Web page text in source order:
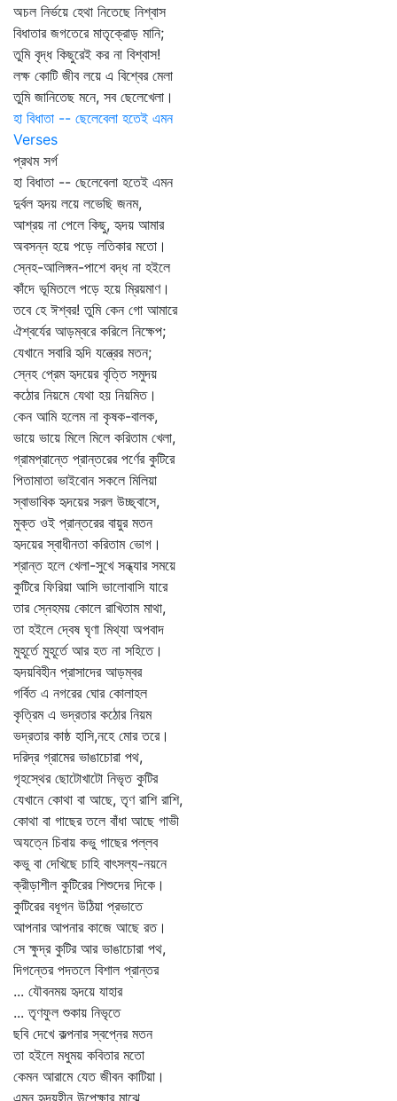
অচল নির্ভয়ে হেথা নিতেছে নিশ্বাস
বিধাতার জগতেরে মাতৃক্রোড় মানি;
তুমি বৃদ্ধ কিছুরেই কর না বিশ্বাস!
লক্ষ কোটি জীব লয়ে এ বিশ্বের মেলা
তুমি জানিতেছ মনে, সব ছেলেখেলা।
হা বিধাতা -- ছেলেবেলা হতেই এমন
Verses
প্রথম সর্গ
হা বিধাতা -- ছেলেবেলা হতেই এমন
দুর্বল হৃদয় লয়ে লভেছি জনম,
আশ্রয় না পেলে কিছু, হৃদয় আমার
অবসন্ন হয়ে পড়ে লতিকার মতো।
স্নেহ-আলিঙ্গন-পাশে বদ্ধ না হইলে
কাঁদে ভূমিতলে পড়ে হয়ে ম্রিয়মাণ।
তবে হে ঈশ্বর! তুমি কেন গো আমারে
ঐশ্বর্যের আড়ম্বরে করিলে নিক্ষেপ;
যেখানে সবারি হৃদি যন্ত্রের মতন;
স্নেহ প্রেম হৃদয়ের বৃত্তি সমুদয়
কঠোর নিয়মে যেথা হয় নিয়মিত।
কেন আমি হলেম না কৃষক-বালক,
ভায়ে ভায়ে মিলে মিলে করিতাম খেলা,
গ্রামপ্রান্তে প্রান্তরের পর্ণের কুটিরে
পিতামাতা ভাইবোন সকলে মিলিয়া
স্বাভাবিক হৃদয়ের সরল উচ্ছ্বাসে,
মুক্ত ওই প্রান্তরের বায়ুর মতন
হৃদয়ের স্বাধীনতা করিতাম ভোগ।
শ্রান্ত হলে খেলা-সুখে সন্ধ্যার সময়ে
কুটিরে ফিরিয়া আসি ভালোবাসি যারে
তার স্নেহময় কোলে রাখিতাম মাথা,
তা হইলে দ্বেষ ঘৃণা মিথ্যা অপবাদ
মুহূর্তে মুহূর্তে আর হত না সহিতে।
হৃদয়বিহীন প্রাসাদের আড়ম্বর
গর্বিত এ নগরের ঘোর কোলাহল
কৃত্রিম এ ভদ্রতার কঠোর নিয়ম
ভদ্রতার কাষ্ঠ হাসি,নহে মোর তরে।
দরিদ্র গ্রামের ভাঙাচোরা পথ,
গৃহস্থের ছোটোখাটো নিভৃত কুটির
যেখানে কোথা বা আছে, তৃণ রাশি রাশি,
কোথা বা গাছের তলে বাঁধা আছে গাভী
অযত্নে চিবায় কভু গাছের পল্লব
কভু বা দেখিছে চাহি বাৎসল্য-নয়নে
ক্রীড়াশীল কুটিরের শিশুদের দিকে।
কুটিরের বধূগন উঠিয়া প্রভাতে
আপনার আপনার কাজে আছে রত।
সে ক্ষুদ্র কুটির আর ভাঙাচোরা পথ,
দিগন্তের পদতলে বিশাল প্রান্তর
... যৌবনময় হৃদয়ে যাহার
... তৃণফুল শুকায় নিভৃতে
ছবি দেখে কল্পনার স্বপ্নের মতন
তা হইলে মধুময় কবিতার মতো
কেমন আরামে যেত জীবন কাটিয়া।
এমন হৃদয়হীন উপেক্ষার মাঝে